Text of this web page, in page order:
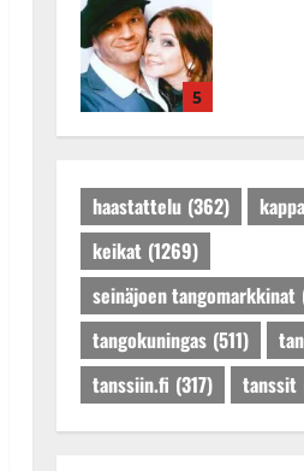
5
Tanssiin.fi
haastattelu (362)
keikat (1269)
seinäjoen tangomarkkinat
tangokuningas (511)
tanssiin.fi (317) tanssit